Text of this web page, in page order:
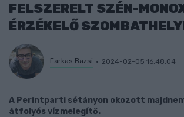
FELSZERELT SZÉN-
ÉRZÉKELŐ
Farkas Bazsi 2024-02-05 16:48:04
A Perintparti sétányon okozott
átfolyós vízmelegítő.